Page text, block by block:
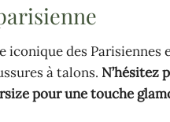
iconique des
à talons. N’hésitez
pour une touche